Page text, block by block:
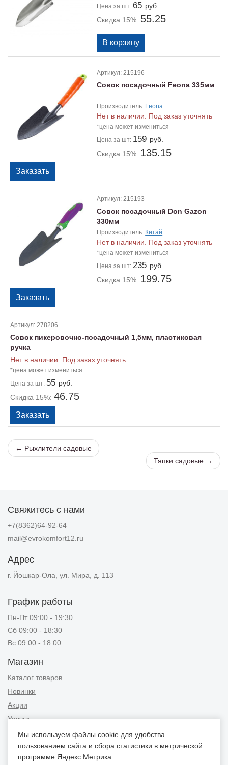
Цена за шт:65 руб.
Скидка 15%: 55.25
Артикул:215196
Совок посадочный Feona 335мм
Производитель: Feona
Нет в наличии. Под заказ уточнять
*цена может измениться
Цена за шт: 159 руб.
Скидка 15%: 135.15
Артикул:215193
Совок посадочный Don Gazon
330мм
Производитель: Китай
Нет в наличии. Под заказ уточнять
*цена может измениться
Цена за шт:235 руб.
Скидка 15%: 199.75
Артикул: 278206
Совок пикеровочно-посадочный 1,5мм, пластиковая
ручка
Нет в наличии. Под заказ уточнять
*цена может измениться
Цена за шт: 55 руб.
Скидка 15%: 46.75
← Рыхлители садовые
Тяпки садовые →
Свяжитесь с нами
+7(8362)64-92-64
mail@evrokomfort12.ru
Адрес
г. Йошкар-Ола, ул. Мира, д. 113
График работы
Пн-Пт 09:00 - 19:30
Сб 09:00 - 18:30
Вс 09:00 - 18:00
Магазин
Каталог товаров
Новинки
Акции
Услуги
Информация
Публичная оферта
Мы используем файлы cookie для удобства
пользованием сайта и сбора статистики в метрической
программе Яндекс.Метрика.